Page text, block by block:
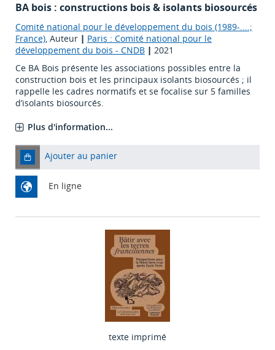
BA bois : constructions bois & isolants biosourcés
Comité national pour le développement du bois (1989-....;
France), Auteur | Paris : Comité national pour le
développement du bois - CNDB | 2021
Ce BA Bois présente les associations possibles entre la
construction bois et les principaux isolants biosourcés ; il
rappelle les cadres normatifs et se focalise sur 5 familles
d’isolants biosourcés.
Plus d'information...
Ajouter au panier
En ligne
texte imprimé